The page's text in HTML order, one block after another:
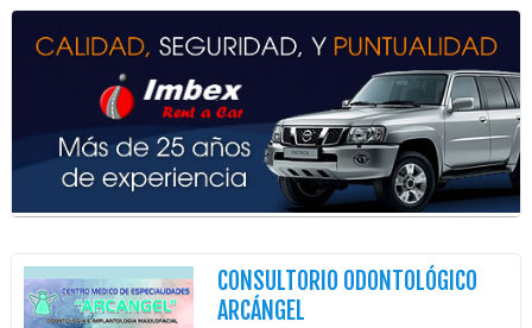
CONSULTORIO ODONTOLÓGICO
ARCÁNGEL